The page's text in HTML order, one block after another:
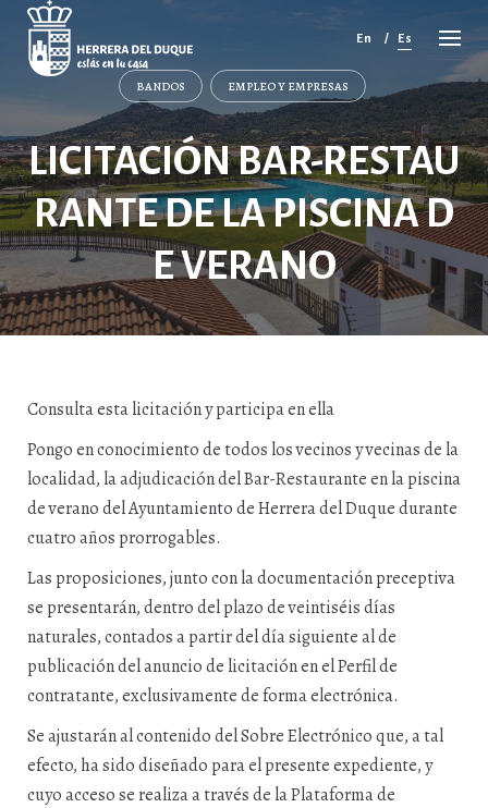
Cancelar
comentario
En Es
BANDOS EMPLEO Y EMPRESAS
LICITACIÓN BAR-RESTAU
RANTE DE LA PISCINA D
E VERANO
Consulta esta licitación y participa en ella
Pongo en conocimiento de todos los vecinos y vecinas de la
localidad, la adjudicación del Bar-Restaurante en la piscina
de verano del Ayuntamiento de Herrera del Duque durante
cuatro años prorrogables.
Las proposiciones, junto con la documentación preceptiva
se presentarán, dentro del plazo de veintiséis días
naturales, contados a partir del día siguiente al de
publicación del anuncio de licitación en el Perfil de
contratante, exclusivamente de forma electrónica.
Se ajustarán al contenido del Sobre Electrónico que, a tal
efecto, ha sido diseñado para el presente expediente, y
cuyo acceso se realiza a través de la Plataforma de